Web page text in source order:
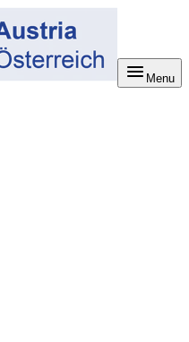
Menu